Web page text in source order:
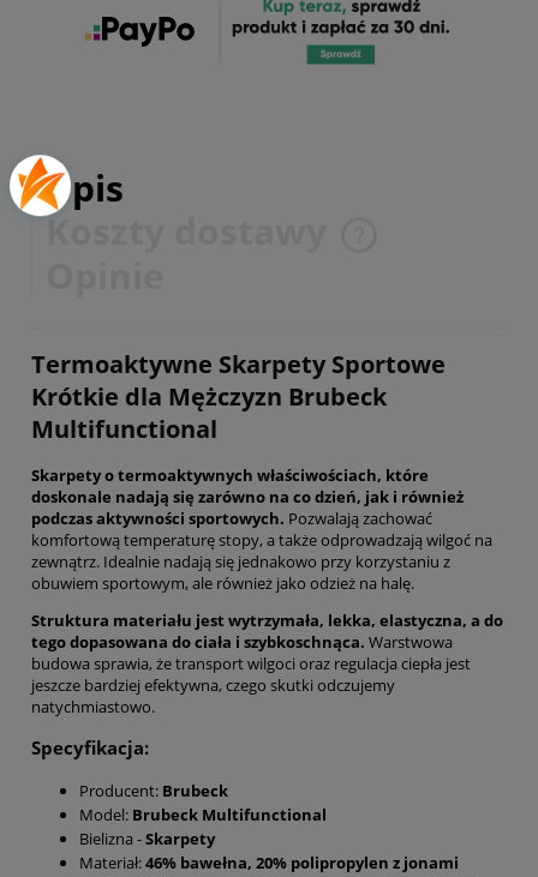
Opis
Koszty dostawy
Termoaktywne Skarpety Sportowe
Krótkie dla Mężczyzn Brubeck
Multifunctional
Skarpety o termoaktywnych właściwościach, które
doskonale nadają się zarówno na co dzień, jak i również
podczas aktywności sportowych. Pozwalają zachować
komfortową temperaturę stopy, a także odprowadzają wilgoć na
zewnątrz. Idealnie nadają się jednakowo przy korzystaniu z
obuwiem sportowym, ale również jako odzież na halę.
Struktura materiału jest wytrzymała, lekka, elastyczna, a do
tego dopasowana do ciała i szybkoschnąca. Warstwowa
budowa sprawia, że transport wilgoci oraz regulacja ciepła jest
jeszcze bardziej efektywna, czego skutki odczujemy
natychmiastowo.
Specyfikacja:
Producent: Brubeck
Model: Brubeck Multifunctional
Bielizna -Skarpety
Materiał:46% bawełna, 20% polipropylen z jonami